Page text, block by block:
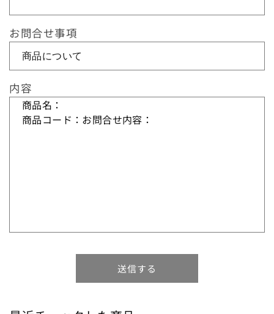
紙質から探す
用途から探す
ブランドから探す
お問合せ事項
内容
送信する